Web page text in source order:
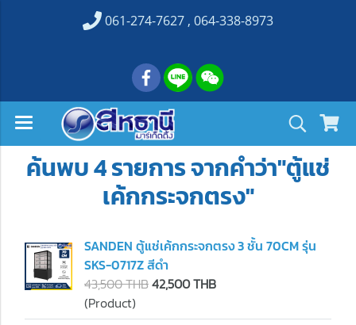
061-274-7627 , 064-338-8973
ค้นพบ 4 รายการ จากคำว่า"ตู้แช่
เค้กกระจกตรง"
SANDEN ตู้แช่เค้กกระจกตรง 3 ชั้น 70CM รุ่น
SKS-0717Z สีดำ
43,500 THB42,500 THB
(Product)